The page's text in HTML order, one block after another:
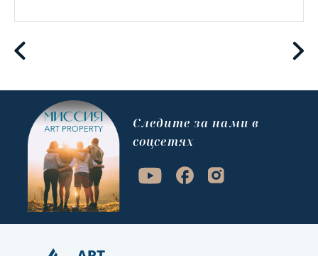
Cледите за нами в
соцсетях